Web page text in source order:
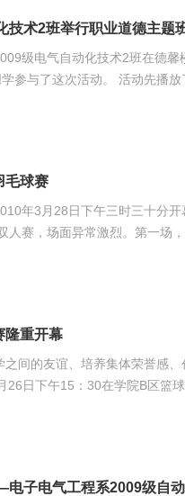
技术2班举行职业道德主题
级电气自动化技术2班在德
事”的视频，再由同学们进行演讲，参赛同学
毛球赛
年3月28日下午三时三十分
子双人赛获胜。此次羽毛球赛，
隆重开幕
间的友谊、培养集体荣誉感
26日下午15：30在学院B区篮
荣誉感。他在预祝本次联赛举
子电气工程系2009级自